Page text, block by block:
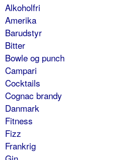
Alkoholfri
Amerika
Barudstyr
Bitter
Bowle og punch
Campari
Cocktails
Cognac brandy
Danmark
Fitness
Fizz
Frankrig